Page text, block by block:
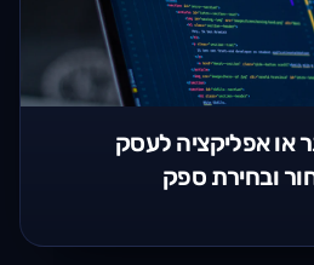
או אפליקציה לעסק